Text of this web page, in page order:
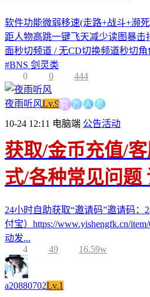
软件功能微弱移速(走路+战斗+濒
距人物高跳一键飞天减少读图暴
面秒切频道 / 无CD切换频道秒切角
#BNS 剑灵类
0
0 444
夜雨听风Lv.9官方人员
10-24 12:11 电脑端 公告活动
获取/金币充值/
式/各种常见问题
24小时自助获取“邀请码”邀请码：
付宝）https://www.yishengfk.cn/
动发...
4
49 16.59w
a20880702Lv.1